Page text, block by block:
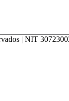
| NIT